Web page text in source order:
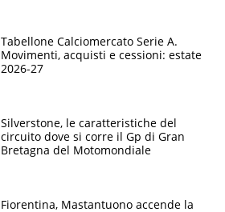
Tabellone Calciomercato Serie A.
Movimenti, acquisti e cessioni: estate
2026-27
Silverstone, le caratteristiche del
circuito dove si corre il Gp di Gran
Bretagna del Motomondiale
Fiorentina, Mastantuono accende la